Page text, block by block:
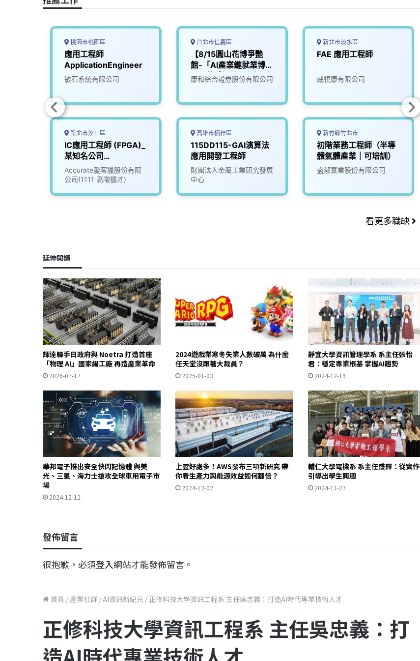
k
桃園市桃園區
應用工程師
ApplicationEngineer
敏石系統有限公司
新北市汐止區
IC應用工程師 (FPGA)_
某知名公司
(3009524)
Accurate愛客獵股份有限
公司(1111 高階獵才)
台北市信義區
【8/15圓山花博爭艷
館-「AI產業鏈就業博覽
會」軟體設計工程師(應
康和綜合證券股份有限公司
高雄市楠梓區
115DD115-GAI演算法
應用開發工程師
財團法人金屬工業研究發展
中心
新北市淡水區
FAE 應用工程師
威視康有限公司
新竹縣竹北市
初階業務工程師（半導
體氣體產業｜可培訓）
盛郁實業股份有限公司
看更多職缺
延伸閱讀
輝達聯手日政府與 Noetra 打造首座
「物理 AI」國家級工廠 再造產業革命
2026-07-17
2024遊戲業寒冬失業人數破萬 為什麼
任天堂沒跟著大裁員？
2025-01-03
靜宜大學資訊管理學系 系主任張怡
君：穩定專業根基 掌握AI趨勢
2024-12-19
華邦電子推出安全快閃記憶體 與美
光、三星、海力士搶攻全球車用電子市
場
2024-12-12
上雲好處多！AWS發布三項新研究 帶
你看生產力與能源效益如何翻倍？
2024-12-02
輔仁大學電機系 系主任盛鐸：從實作
引導出學生興趣
2024-11-27
發佈留言
很抱歉，必須登入網站才能發佈留言。